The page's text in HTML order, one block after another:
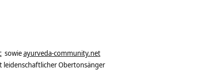
sowieayurveda-community.net
leidenschaftlicher Obertonsänger